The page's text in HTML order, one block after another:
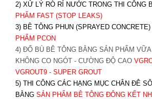
2) XỬ LÝ RÒ RỈ NƯỚC TRONG THI CÔNG
PHẨM FAST (STOP LEAKS)
3) BÊ TÔNG PHUN (SPRAYED
PHẨM PCON
4) ĐỔ BÙ BÊ TÔNG BẰNG SẢN PHẨM
KHÔNG CO NGÓT - CƯỜNG ĐỘ CAO
VGROUT9- SUPER GROUT
5) THI CÔNG CÁC HẠNG MỤC CHÂN ĐÊ
BẰNG SẢN PHẨM BÊ TÔNG ĐÔNG KẾT